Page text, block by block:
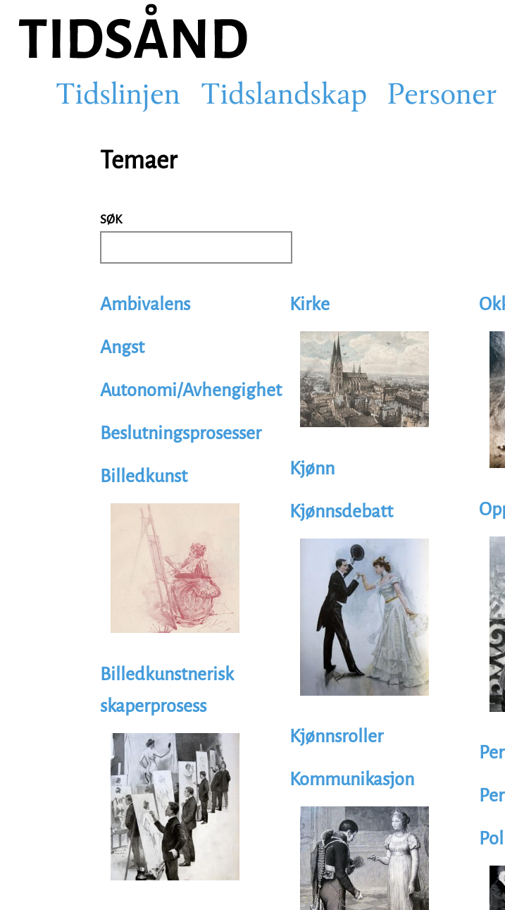
hovedinnhold
Main
navigation
Tidslinjen Tidslandskap Personer
Temaer
SØK
Ambivalens
Angst
Autonomi/Avhengighet
Beslutningsprosesser
Billedkunst
Illustrasjon
Image
Billedkunstnerisk
skaperprosess
Illustrasjon
Image
Kirke
Illustrasjon
Image
Kjønn
Kjønnsdebatt
Illustrasjon
Kjønnsroller
Kommunikasjon
Illustrasjon
Image